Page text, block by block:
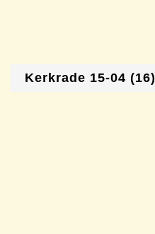
Kerkrade 15-04 (16)